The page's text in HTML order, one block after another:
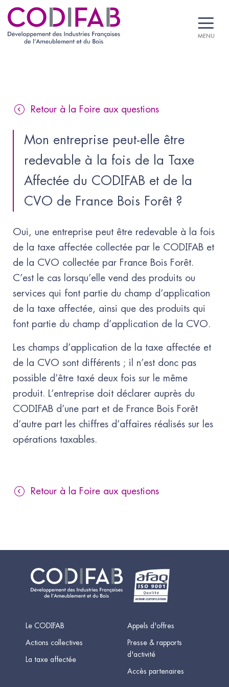
MENU
Retour à la Foire aux questions
Mon entreprise peut-elle être
redevable à la fois de la Taxe
Affectée du CODIFAB et de la
CVO de France Bois Forêt ?
Oui, une entreprise peut être redevable à la fois
de la taxe affectée collectée par le CODIFAB et
de la CVO collectée par France Bois Forêt.
C’est le cas lorsqu’elle vend des produits ou
services qui font partie du champ d’application
de la taxe affectée, ainsi que des produits qui
font partie du champ d’application de la CVO.
Les champs d’application de la taxe affectée et
de la CVO sont différents ; il n’est donc pas
possible d’être taxé deux fois sur le même
produit. L’entreprise doit déclarer auprès du
CODIFAB d’une part et de France Bois Forêt
d’autre part les chiffres d’affaires réalisés sur les
opérations taxables.
Retour à la Foire aux questions
Le CODIFAB
Actions collectives
La taxe affectée
Appels d'offres
Presse & rapports
d'activité
Accès partenaires